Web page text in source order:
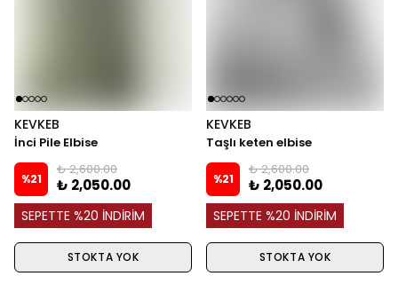
KEVKEB
İnci Pile Elbise
%21
₺ 2,600.00
₺ 2,050.00
SEPETTE %20 İNDİRİM
STOKTA YOK
KEVKEB
Taşlı keten elbise
%21
₺ 2,600.00
₺ 2,050.00
SEPETTE %20 İNDİRİM
STOKTA YOK